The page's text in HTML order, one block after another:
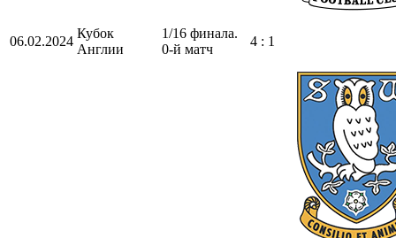
06.02.2024
Кубок
Англии
1/16 финала.
0-й матч
4 : 1